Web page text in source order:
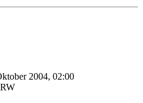
2004, 02:00